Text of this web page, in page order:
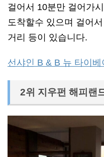
걸어서 10분만 걸어가
도착할수 있으며 걸어
거리 등이 있습니다.
선샤인 B & B 뉴 타이
2위 지우펀 해피랜